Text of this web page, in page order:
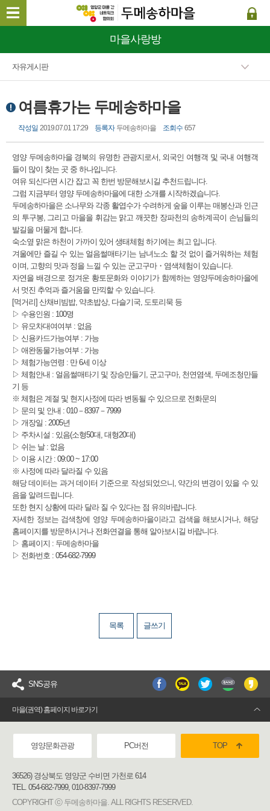
마을사랑방
자유게시판
여름휴가는 두메송하마을
작성일 2019.07.01 17:29 등록자 두메송하마을 조회수 657
영양 두메송하마을 경북의 유명한 관광지로서, 외국인 여행객 및 국내 여행객
들이 많이 찾는 곳 중 하나입니다.
여유 되신다면 시간 잡고 꼭 한번 방문해보시길 추천드립니다.
그럼 지금부터 영양 두메송하마을에 대한 소개를 시작하겠습니다.
두메송하마을은 소나무와 각종 활엽수가 수려하게 숲을 이루는 매봉산과 인근
의 투구봉, 그리고 마을을 휘감는 맑고 깨끗한 장파천의 송하계곡이 손님들의
발길을 머물게 합니다.
숙소옆 맑은 하천이 가까이 있어 생태체험 하기에는 최고 입니다.
겨울에만 즐길 수 있는 얼음썰매타기는 남녀노소 할 것 없이 즐거워하는 체험
이며, 고향의 맛과 정을 느낄 수 있는 군고구마・염색체험이 있습니다.
자연을 배경으로 정겨운 황토문화와 이야기가 함께하는 영양두메송하마을에
서 멋진 추억과 즐거움을 만끽할 수 있습니다.
[먹거리] 산채비빔밥, 약초밥상, 다슬기국, 도토리묵 등
▷ 수용인원 : 100명
▷ 유모차대여여부 : 없음
▷ 신용카드가능여부 : 가능
▷ 애완동물가능여부 : 가능
▷ 체험가능연령 : 만 6세 이상
▷ 체험안내 : 얼음썰매타기 및 장승만들기, 군고구마, 천연염색, 두메조청만들
기 등
※ 체험은 계절 및 현지사정에 따라 변동될 수 있으므로 전화문의
▷ 문의 및 안내 : 010－8397－7999
▷ 개장일 : 2005년
▷ 주차시설 : 있음(소형50대, 대형20대)
▷ 쉬는 날 : 없음
▷ 이용 시간 : 09:00 ~ 17:00
※ 사정에 따라 달라질 수 있음
해당 데이터는 과거 데이터 기준으로 작성되었으니, 약간의 변경이 있을 수 있
음을 알려드립니다.
또한 현지 상황에 따라 달라 질 수 있다는 점 유의바랍니다.
자세한 정보는 검색창에 영양 두메송하마을이라고 검색을 해보시거나, 해당
홈페이지를 방문하시거나 전화연결을 통해 알아보시길 바랍니다.
▷ 홈페이지 : 두메송하마을
▷ 전화번호 : 054-682-7999
목록 글쓰기
SNS공유
마을(권역) 홈페이지 바로가기
영양문화관광 PC버전 TOP
36526) 경상북도 영양군 수비면 가천로 614
TEL. 054-682-7999, 010-8397-7999
COPYRIGHT ⓒ 두메송하마을. ALL RIGHTS RESERVED.